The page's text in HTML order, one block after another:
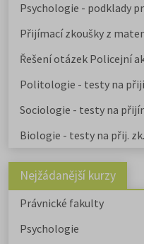
Psychologie - podklady
Přijímací zkoušky z
Řešení otázek Policejní
Politologie - testy na
Sociologie - testy na
Biologie - testy na přij.
Nejžádanější kurzy
Právnické fakulty
Psychologie